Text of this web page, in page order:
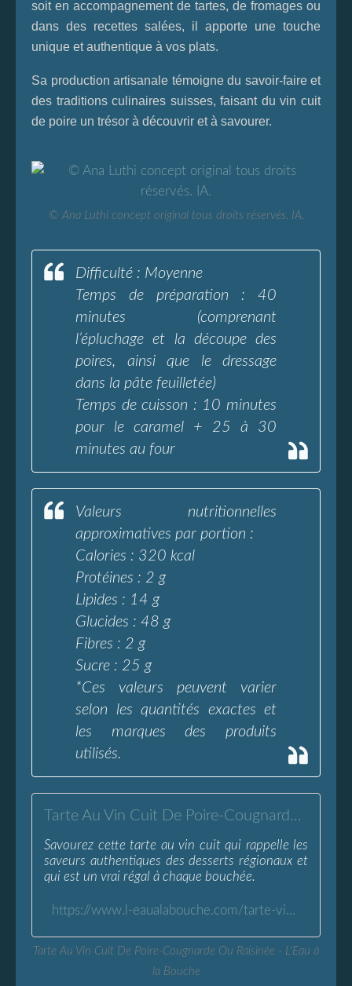
soit en accompagnement de tartes, de fromages ou
dans des recettes salées, il apporte une touche
unique et authentique à vos plats.
Sa production artisanale témoigne du savoir-faire et
des traditions culinaires suisses, faisant du vin cuit
de poire un trésor à découvrir et à savourer.
© Ana Luthi concept original tous droits réservés. IA.
Difficulté : Moyenne
Temps de préparation : 40
minutes (comprenant
l’épluchage et la découpe des
poires, ainsi que le dressage
dans la pâte feuilletée)
Temps de cuisson : 10 minutes
pour le caramel + 25 à 30
minutes au four
Valeurs nutritionnelles
approximatives par portion :
Calories : 320 kcal
Protéines : 2 g
Lipides : 14 g
Glucides : 48 g
Fibres : 2 g
Sucre : 25 g
*Ces valeurs peuvent varier
selon les quantités exactes et
les marques des produits
utilisés.
Tarte Au Vin Cuit De Poire-Cougnarde Ou Raisinée - L'Eau à la Bouche
Savourez cette tarte au vin cuit qui rappelle les
saveurs authentiques des desserts régionaux et
qui est un vrai régal à chaque bouchée.
https://www.l-eaualabouche.com/tarte-vin-cuit-poire-cougnarde-raisinee.html
Tarte Au Vin Cuit De Poire-Cougnarde Ou Raisinée - L'Eau à
la Bouche